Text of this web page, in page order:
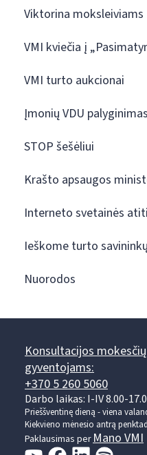
Viktorina moksleiviams
VMI kviečia į
VMI turto aukcionai
Įmonių VDU palyginimas
STOP šešėliui
Krašto apsaugos
Interneto svetainės
Ieškome turto savininkų
Nuorodos
Konsultacijos
gyventojams:
+370 5 260 5060
Darbo laikas: I-IV 8.00-
Prieššventinę dieną - viena
Kiekvieno mėnesio antrą
Paklausimas perMano VMI